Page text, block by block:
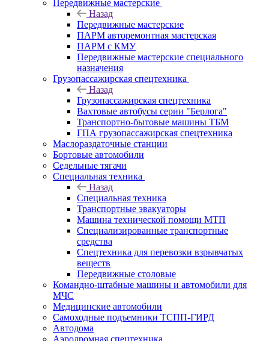
Передвижные мастерские
Назад
Передвижные мастерские
ПАРМ авторемонтная мастерская
ПАРМ с КМУ
Передвижные мастерские специального
назначения
Грузопассажирская спецтехника
Назад
Грузопассажирская спецтехника
Вахтовые автобусы серии "Берлога"
Транспортно-бытовые машины ТБМ
ГПА грузопассажирская спецтехника
Маслораздаточные станции
Бортовые автомобили
Седельные тягачи
Специальная техника
Назад
Специальная техника
Транспортные эвакуаторы
Машина технической помощи МТП
Специализированные транспортные
средства
Спецтехника для перевозки взрывчатых
веществ
Передвижные столовые
Командно-штабные машины и автомобили для
МЧС
Медицинские автомобили
Самоходные подъемники ТСПП-ГИРД
Автодома
Аэродромная спецтехника